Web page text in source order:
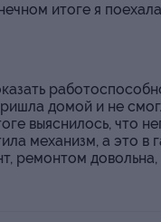
итоге я
домой и не
выяснилось, что
механизм, а это в
ремонтом